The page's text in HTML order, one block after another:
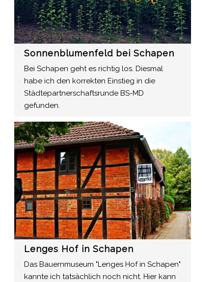
Sonnenblumenfeld bei Schapen
Bei Schapen geht es richtig los. Diesmal
habe ich den korrekten Einstieg in die
Städtepartnerschaftsrunde BS-MD
gefunden.
Lenges Hof in Schapen
Das Bauernmuseum "Lenges Hof in Schapen"
kannte ich tatsächlich noch nicht. Hier kann